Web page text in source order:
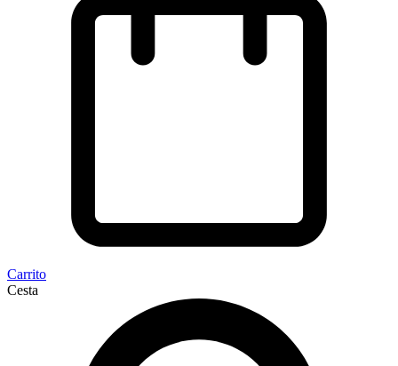
Carrito
Cesta